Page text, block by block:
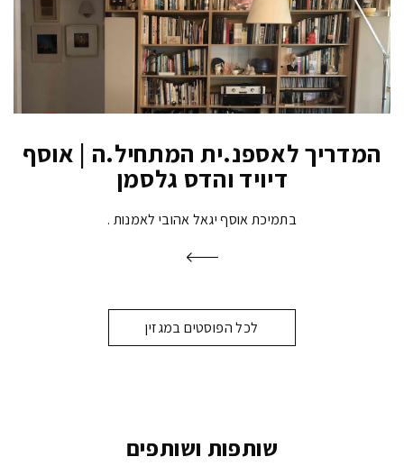
המדריך לאספנ.ית המתחיל.ה | אוסף
דיויד והדס גלסמן
בתמיכת אוסף יגאל אהובי לאמנות
לכל הפוסטים במגזין
שותפות ושותפים